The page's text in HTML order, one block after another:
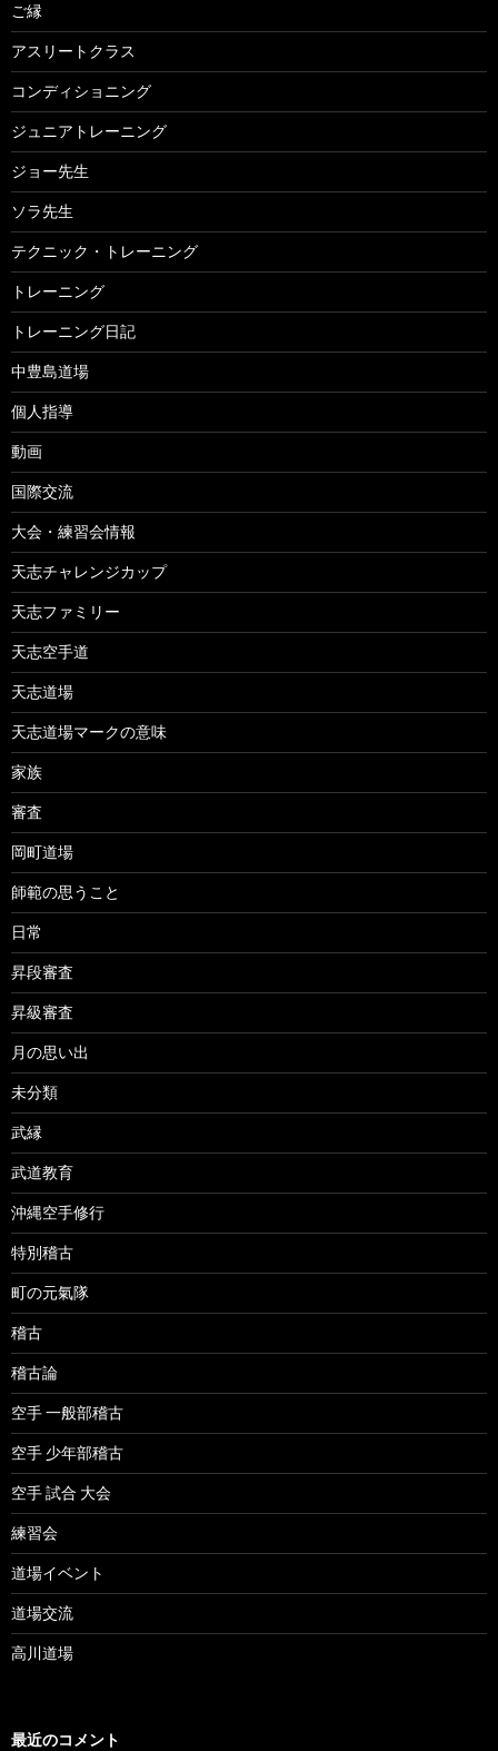
ご縁
アスリートクラス
コンディショニング
ジュニアトレーニング
ジョー先生
ソラ先生
テクニック・トレーニング
トレーニング
トレーニング日記
中豊島道場
個人指導
動画
国際交流
大会・練習会情報
天志チャレンジカップ
天志ファミリー
天志空手道
天志道場
天志道場マークの意味
家族
審査
岡町道場
師範の思うこと
日常
昇段審査
昇級審査
月の思い出
未分類
武縁
武道教育
沖縄空手修行
特別稽古
町の元氣隊
稽古
稽古論
空手 一般部稽古
空手 少年部稽古
空手 試合 大会
練習会
道場イベント
道場交流
高川道場
最近のコメント